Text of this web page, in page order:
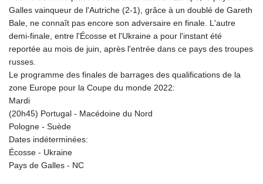
Galles vainqueur de l'Autriche (2-1), grâce à un doublé de Gareth
Bale, ne connaît pas encore son adversaire en finale. L'autre
demi-finale, entre l'Écosse et l'Ukraine a pour l'instant été
reportée au mois de juin, après l'entrée dans ce pays des troupes
russes.
Le programme des finales de barrages des qualifications de la
zone Europe pour la Coupe du monde 2022:
Mardi
(20h45) Portugal - Macédoine du Nord
Pologne - Suède
Dates indéterminées:
Écosse - Ukraine
Pays de Galles - NC